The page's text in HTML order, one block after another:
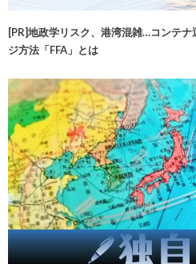
[PR]地政学リスク、港湾混雑…コンテ
ジ方法「FFA」とは